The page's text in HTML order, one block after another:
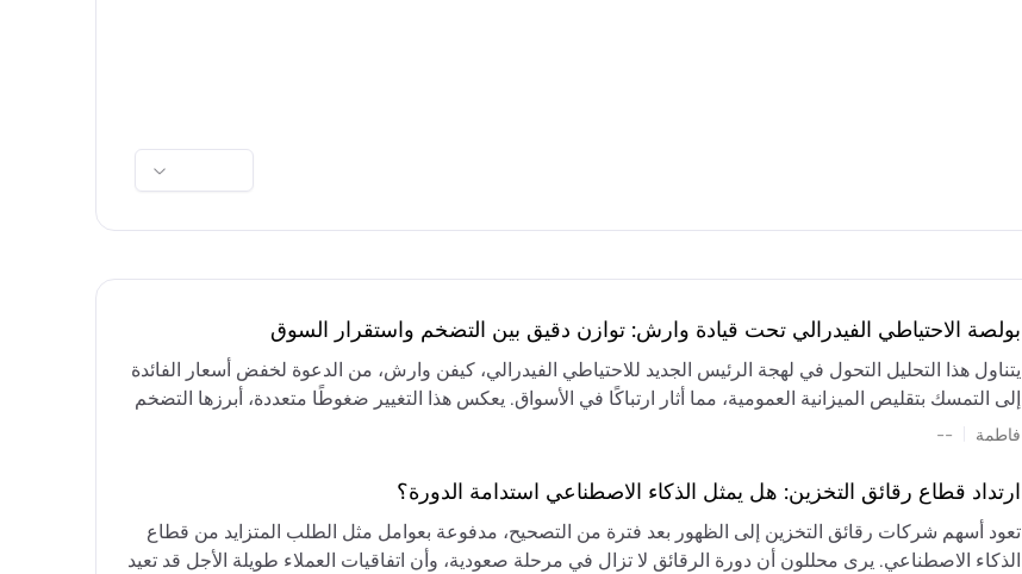
بولصة الاحتياطي الفيدرالي تحت قيادة وارش: توازن دقيق بين التضخم واستقرار السوق
يتناول هذا التحليل التحول في لهجة الرئيس الجديد للاحتياطي الفيدرالي، كيفن وارش، من الدعوة لخفض أسعار الفائدة
إلى التمسك بتقليص الميزانية العمومية، مما أثار ارتباكًا في الأسواق. يعكس هذا التغيير ضغوطًا متعددة، أبرزها التضخم
المستمر، والعجز المالي الكبير، والتوترات الجيوسياسية في الشرق الأوسط، التي تقيد خيارات خفض الفائدة أو خفض
وتجنب التدابير الاستفزازية التي قد تزعزع استقرار السوق.
فاطمة --
ارتداد قطاع رقائق التخزين: هل يمثل الذكاء الاصطناعي استدامة الدورة؟
تعود أسهم شركات رقائق التخزين إلى الظهور بعد فترة من التصحيح، مدفوعة بعوامل مثل الطلب المتزايد من قطاع
الذكاء الاصطناعي. يرى محللون أن دورة الرقائق لا تزال في مرحلة صعودية، وأن اتفاقيات العملاء طويلة الأجل قد تعيد